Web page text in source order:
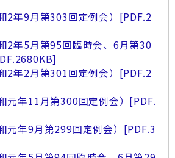
2年9月第303回定例会） [PDF.2
2年5月第95回臨時会、6月第30
2年2月第301回定例会） [PDF.2
元年11月第300回定例会） [PDF.
元年9月第299回定例会） [PDF.3